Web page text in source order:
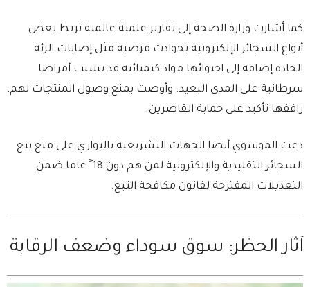
كما أشارت وزارة الصحة إلى تقارير علمية عالمية تربط بعض
أنواع السجائر الإلكترونية بحوادث مرضية مثل إصابات الرئة
الحادة إضافة إلى احتوائها مواد كيميائية قد تسبب أمراضا
سرطانية على المدى البعيد. وأوصت بمنع وصول المنتجات لهم،
رافقها تأكيد على حماية القاصرين.
دعت الموسوي أيضا الجهات التشريعية بالتوازي على منع بيع
السجائر التقليدية والإلكترونية لمن هم دون 18 ً عاما ضمن
التعديلات المقترحة لقانون مكافحة التبغ.
آثار الحظر: سوق سوداء وضعف الرقابة